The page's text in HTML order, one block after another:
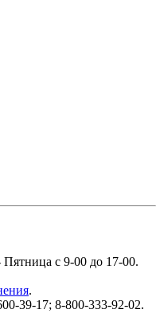
с 9-00 до 17-00.
.
39-17; 8-800-333-92-02.